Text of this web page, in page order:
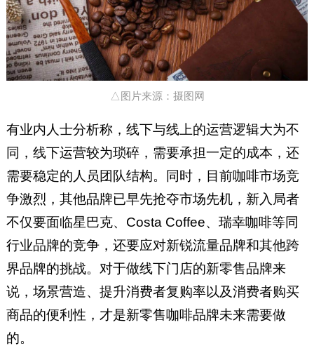
△图片来源：摄图网
有业内人士分析称，线下与线上的运营逻辑大为不
同，线下运营较为琐碎，需要承担一定的成本，还
需要稳定的人员团队结构。同时，目前咖啡市场竞
争激烈，其他品牌已早先抢夺市场先机，新入局者
不仅要面临星巴克、Costa Coffee、瑞幸咖啡等同
行业品牌的竞争，还要应对新锐流量品牌和其他跨
界品牌的挑战。对于做线下门店的新零售品牌来
说，场景营造、提升消费者复购率以及消费者购买
商品的便利性，才是新零售咖啡品牌未来需要做
的。